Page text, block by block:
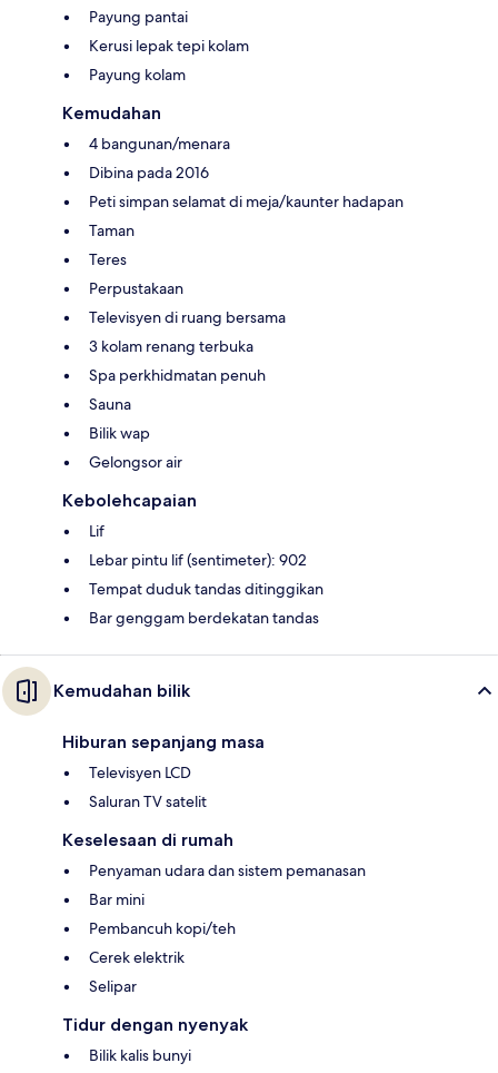
Payung pantai
Kerusi lepak tepi kolam
Payung kolam
Kemudahan
4 bangunan/menara
Dibina pada 2016
Peti simpan selamat di meja/kaunter hadapan
Taman
Teres
Perpustakaan
Televisyen di ruang bersama
3 kolam renang terbuka
Spa perkhidmatan penuh
Sauna
Bilik wap
Gelongsor air
Kebolehcapaian
Lif
Lebar pintu lif (sentimeter): 902
Tempat duduk tandas ditinggikan
Bar genggam berdekatan tandas
Kemudahan bilik
Hiburan sepanjang masa
Televisyen LCD
Saluran TV satelit
Keselesaan di rumah
Penyaman udara dan sistem pemanasan
Bar mini
Pembancuh kopi/teh
Cerek elektrik
Selipar
Tidur dengan nyenyak
Bilik kalis bunyi